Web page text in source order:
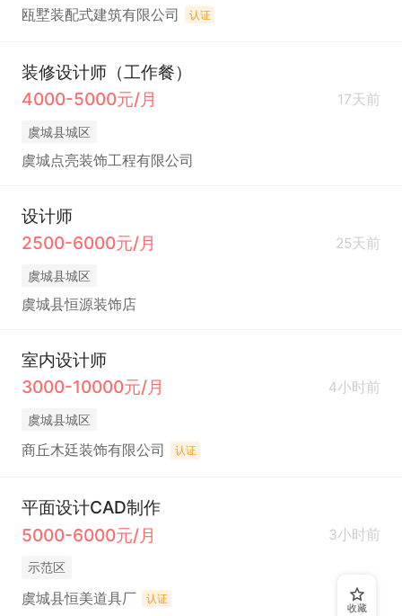
瓯墅装配式建筑有限公司 认证
装修设计师（工作餐）
4000-5000元/月
17天前
虞城县城区
虞城点亮装饰工程有限公司
设计师
2500-6000元/月
25天前
虞城县城区
虞城县恒源装饰店
室内设计师
3000-10000元/月
4小时前
虞城县城区
商丘木廷装饰有限公司 认证
平面设计CAD制作
5000-6000元/月
3小时前
示范区
虞城县恒美道具厂 认证
收藏